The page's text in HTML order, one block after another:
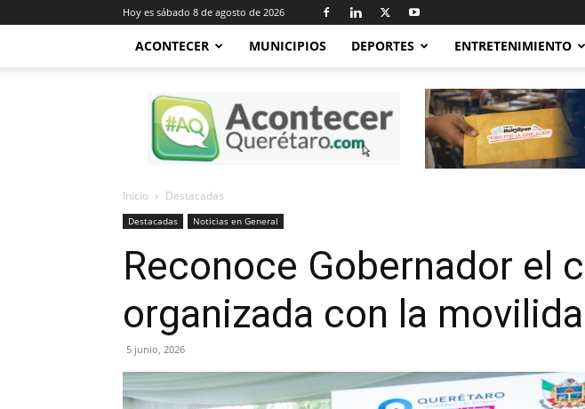
Hoy es sábado 8 de agosto de 2026
ACONTECER MUNICIPIOS DEPORTES ENTRETENIMIENTO
Acontecer
Querétaro
Inicio Destacadas
Destacadas Noticias en General
Reconoce Gobernador el
organizada con la
5 junio, 2026